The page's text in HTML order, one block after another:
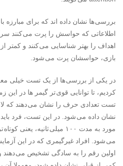
بررسی ها نشان داده اند که برای مبارزه
اطلاعاتی که حواسش را پرت می کنند
اهداف را بهتر شناسایی می کنند و کمتر
بازی، حواسشان پرت می شود.
در یکی از بررسی ها از یک تست خیلی
کردیم، تا توانایی قوی تر گیمر ها در این
تست تعدادی حرف را نشان می دهند که لا
نشان داده می شود. در این تست، فرد
مورد به مدت ۱۰۰ میلی ثانیه،
می شود. افراد غیرگیمری که در این
اولین رقم را به سادگی تشخیص می دهند